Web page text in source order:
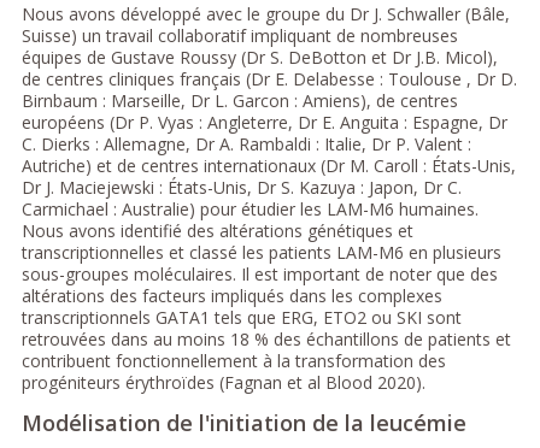
Nous avons développé avec le groupe du Dr J. Schwaller (Bâle,
Suisse) un travail collaboratif impliquant de nombreuses
équipes de Gustave Roussy (Dr S. DeBotton et Dr J.B. Micol),
de centres cliniques français (Dr E. Delabesse : Toulouse , Dr D.
Birnbaum : Marseille, Dr L. Garcon : Amiens), de centres
européens (Dr P. Vyas : Angleterre, Dr E. Anguita : Espagne, Dr
C. Dierks : Allemagne, Dr A. Rambaldi : Italie, Dr P. Valent :
Autriche) et de centres internationaux (Dr M. Caroll : États-Unis,
Dr J. Maciejewski : États-Unis, Dr S. Kazuya : Japon, Dr C.
Carmichael : Australie) pour étudier les LAM-M6 humaines.
Nous avons identifié des altérations génétiques et
transcriptionnelles et classé les patients LAM-M6 en plusieurs
sous-groupes moléculaires. Il est important de noter que des
altérations des facteurs impliqués dans les complexes
transcriptionnels GATA1 tels que ERG, ETO2 ou SKI sont
retrouvées dans au moins 18 % des échantillons de patients et
contribuent fonctionnellement à la transformation des
progéniteurs érythroïdes (Fagnan et al Blood 2020).
Modélisation de l'initiation de la leucémie